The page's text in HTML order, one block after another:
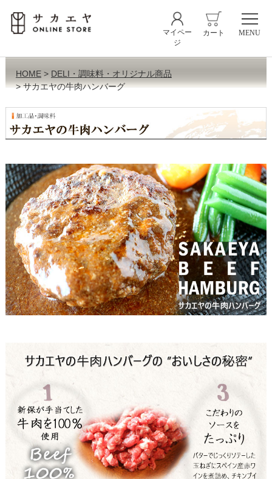
マイペー
ジ
カート MENU
HOME
DELI・調味料・オリジナル商品
サカエヤの牛肉ハンバーグ